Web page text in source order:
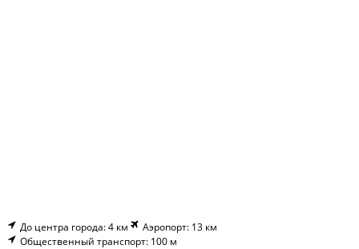
До центра города: 4 км
Аэропорт: 13 км
Общественный транспорт: 100 м